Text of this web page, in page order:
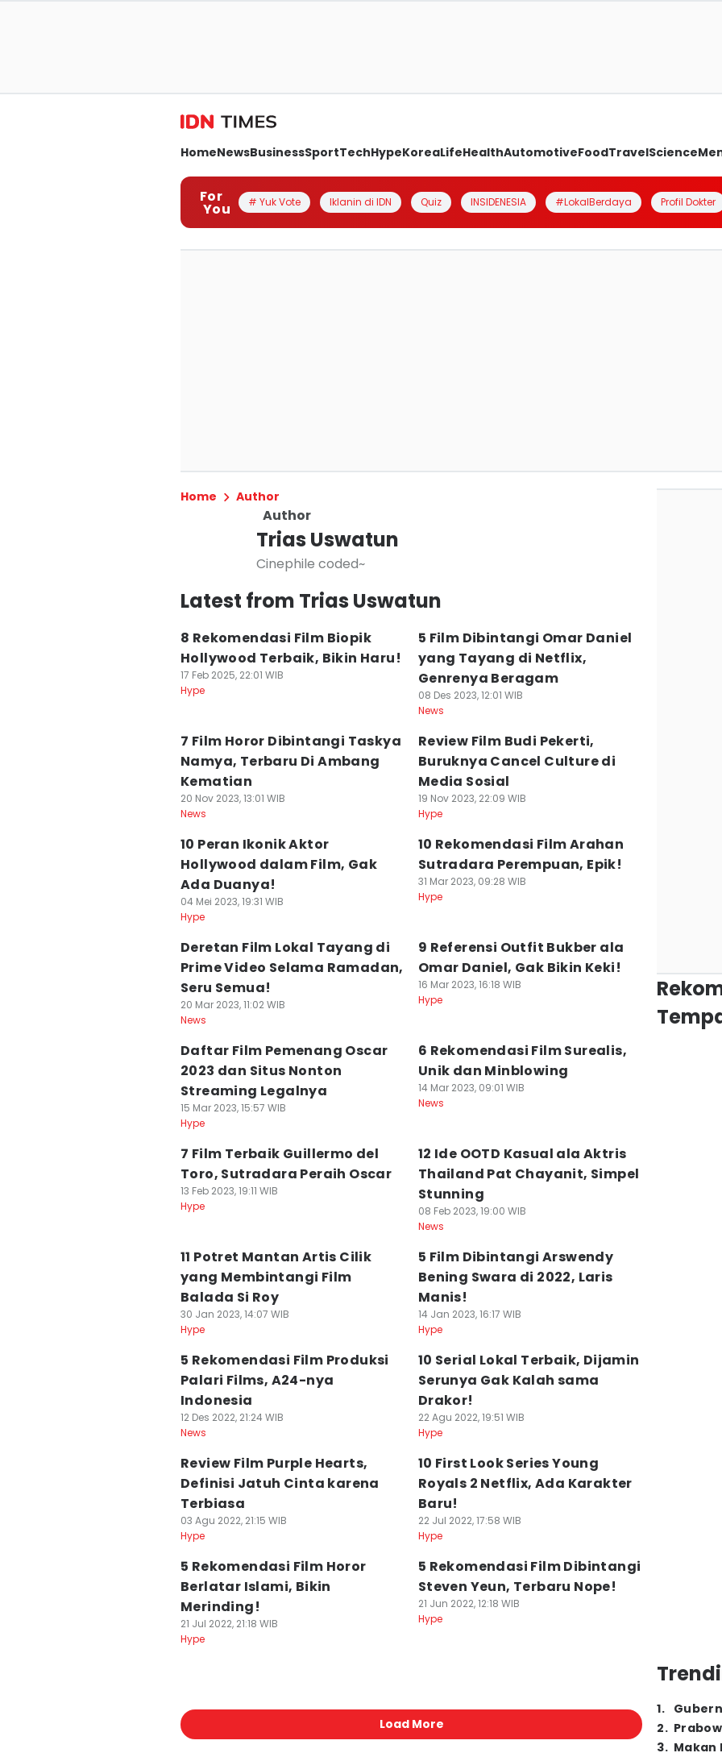
HomeNewsBusinessSportTechHypeKoreaLifeHealthAutomotiveFoodTravelScience
For
You # Yuk Vote Iklanin di IDN Quiz INSIDENESIA #LokalBerdaya Profil Dokter
Home Author
Author
Trias Uswatun
Cinephile coded~
Latest from Trias Uswatun
8 Rekomendasi Film Biopik
Hollywood Terbaik, Bikin Haru!
17 Feb 2025, 22:01 WIB
Hype
5 Film Dibintangi Omar Daniel
yang Tayang di Netflix,
Genrenya Beragam
08 Des 2023, 12:01 WIB
News
7 Film Horor Dibintangi Taskya
Namya, Terbaru Di Ambang
Kematian
20 Nov 2023, 13:01 WIB
News
Review Film Budi Pekerti,
Buruknya Cancel Culture di
Media Sosial
19 Nov 2023, 22:09 WIB
Hype
10 Peran Ikonik Aktor
Hollywood dalam Film, Gak
Ada Duanya!
04 Mei 2023, 19:31 WIB
Hype
10 Rekomendasi Film Arahan
Sutradara Perempuan, Epik!
31 Mar 2023, 09:28 WIB
Hype
Deretan Film Lokal Tayang di
Prime Video Selama Ramadan,
Seru Semua!
20 Mar 2023, 11:02 WIB
News
9 Referensi Outfit Bukber ala
Omar Daniel, Gak Bikin Keki!
16 Mar 2023, 16:18 WIB
Hype
Daftar Film Pemenang Oscar
2023 dan Situs Nonton
Streaming Legalnya
15 Mar 2023, 15:57 WIB
Hype
6 Rekomendasi Film Surealis,
Unik dan Minblowing
14 Mar 2023, 09:01 WIB
News
7 Film Terbaik Guillermo del
Toro, Sutradara Peraih Oscar
13 Feb 2023, 19:11 WIB
Hype
12 Ide OOTD Kasual ala Aktris
Thailand Pat Chayanit, Simpel
Stunning
08 Feb 2023, 19:00 WIB
News
11 Potret Mantan Artis Cilik
yang Membintangi Film
Balada Si Roy
30 Jan 2023, 14:07 WIB
Hype
5 Film Dibintangi Arswendy
Bening Swara di 2022, Laris
Manis!
14 Jan 2023, 16:17 WIB
Hype
5 Rekomendasi Film Produksi
Palari Films, A24-nya
Indonesia
12 Des 2022, 21:24 WIB
News
10 Serial Lokal Terbaik, Dijamin
Serunya Gak Kalah sama
Drakor!
22 Agu 2022, 19:51 WIB
Hype
Review Film Purple Hearts,
Definisi Jatuh Cinta karena
Terbiasa
03 Agu 2022, 21:15 WIB
Hype
10 First Look Series Young
Royals 2 Netflix, Ada Karakter
Baru!
22 Jul 2022, 17:58 WIB
Hype
5 Rekomendasi Film Horor
Berlatar Islami, Bikin
Merinding!
21 Jul 2022, 21:18 WIB
Hype
5 Rekomendasi Film Dibintangi
Steven Yeun, Terbaru Nope!
21 Jun 2022, 12:18 WIB
Hype
Load More
1.
2.
3. Makan